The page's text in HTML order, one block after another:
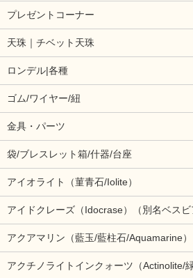
プレゼントコーナー
天珠｜チベット天珠
ロンデル|各種
ゴム/ワイヤー/紐
金具・パーツ
袋/ブレスレット箱/什器/台座
アイオライト（菫青石/Iolite）
アイドクレーズ（Idocrase）（別名ベスビ
アクアマリン（藍玉/藍柱石/Aquamarine）
アクチノライトインクォーツ（Actinolite/緑